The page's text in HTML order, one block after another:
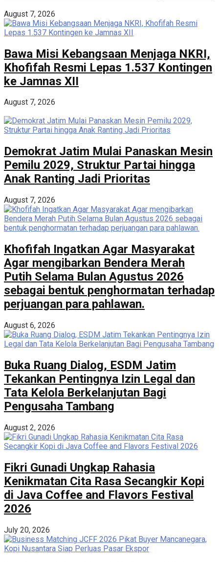
August 7, 2026
Bawa Misi Kebangsaan Menjaga NKRI,
Khofifah Resmi Lepas 1.537 Kontingen
ke Jamnas XII
August 7, 2026
Demokrat Jatim Mulai Panaskan Mesin
Pemilu 2029, Struktur Partai hingga
Anak Ranting Jadi Prioritas
August 7, 2026
Khofifah Ingatkan Agar Masyarakat
Agar mengibarkan Bendera Merah
Putih Selama Bulan Agustus 2026
sebagai bentuk penghormatan terhadap
perjuangan para pahlawan.
August 6, 2026
Buka Ruang Dialog, ESDM Jatim
Tekankan Pentingnya Izin Legal dan
Tata Kelola Berkelanjutan Bagi
Pengusaha Tambang
August 2, 2026
Fikri Gunadi Ungkap Rahasia
Kenikmatan Cita Rasa Secangkir Kopi
di Java Coffee and Flavors Festival
2026
July 20, 2026